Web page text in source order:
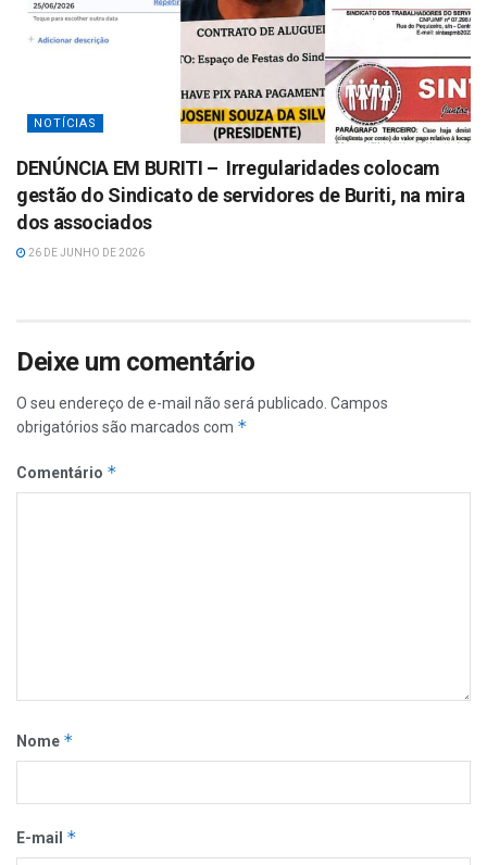
NOTÍCIAS
DENÚNCIA EM BURITI – Irregularidades colocam
gestão do Sindicato de servidores de Buriti, na mira
dos associados
26 DE JUNHO DE 2026
Deixe um comentário
O seu endereço de e-mail não será publicado. Campos
obrigatórios são marcados com *
Comentário *
Nome *
E-mail *